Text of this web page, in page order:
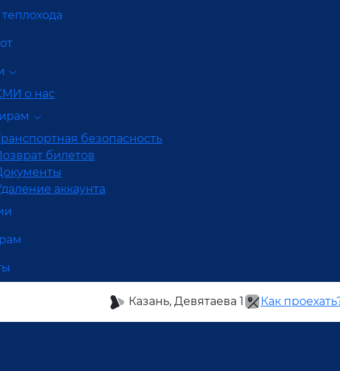
о нас
безопасность
билетов
аккаунта
Казань, Девятаева 1 Как